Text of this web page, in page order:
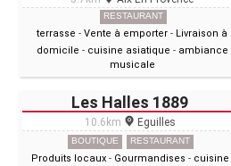
RESTAURANT
terrasse -Vente à emporter - Livraison à
domicile - cuisine asiatique - ambiance
musicale
Les Halles 1889
10.6km Eguilles
BOUTIQUE RESTAURANT
Produits locaux - Gourmandises - cuisine